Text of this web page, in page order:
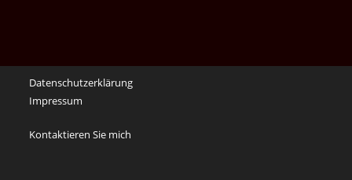
Das
Datenschutzerklärung
Impressum
Kontaktieren Sie mich